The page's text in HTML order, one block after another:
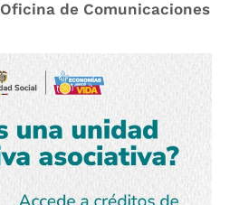
Oficina de Comunicaciones